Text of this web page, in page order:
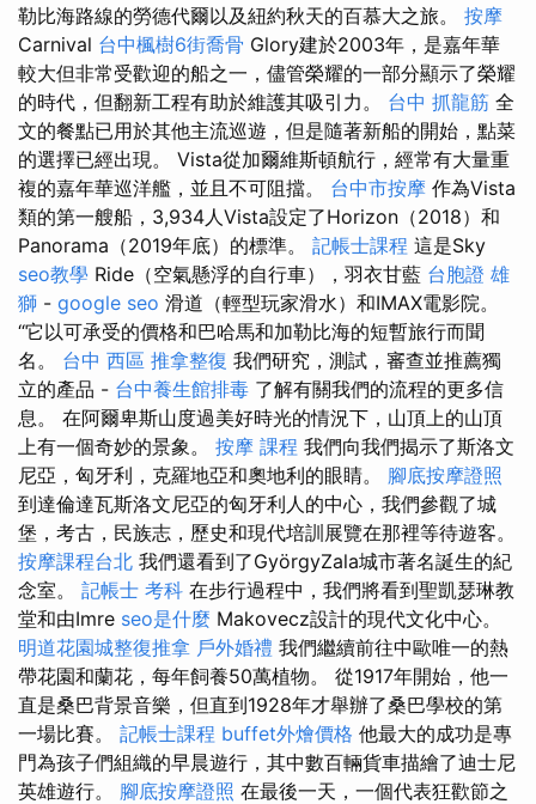
勒比海路線的勞德代爾以及紐約秋天的百慕大之旅。 按摩
Carnival 台中楓樹6街喬骨 Glory建於2003年，是嘉年華
較大但非常受歡迎的船之一，儘管榮耀的一部分顯示了榮耀
的時代，但翻新工程有助於維護其吸引力。 台中 抓龍筋 全
文的餐點已用於其他主流巡遊，但是隨著新船的開始，點菜
的選擇已經出現。 Vista從加爾維斯頓航行，經常有大量重
複的嘉年華巡洋艦，並且不可阻擋。 台中市按摩 作為Vista
類的第一艘船，3,934人Vista設定了Horizo​​n（2018）和
Panorama（2019年底）的標準。 記帳士課程 這是Sky
seo教學 Ride（空氣懸浮的自行車），羽衣甘藍 台胞證 雄
獅 - google seo 滑道（輕型玩家滑水）和IMAX電影院。
“它以可承受的價格和巴哈馬和加勒比海的短暫旅行而聞
名。 台中 西區 推拿整復 我們研究，測試，審查並推薦獨
立的產品 - 台中養生館排毒 了解有關我們的流程的更多信
息。 在阿爾卑斯山度過美好時光的情況下，山頂上的山頂
上有一個奇妙的景象。 按摩 課程 我們向我們揭示了斯洛文
尼亞，匈牙利，克羅地亞和奧地利的眼睛。 腳底按摩證照
到達倫達瓦斯洛文尼亞的匈牙利人的中心，我們參觀了城
堡，考古，民族志，歷史和現代培訓展覽在那裡等待遊客。
按摩課程台北 我們還看到了GyörgyZala城市著名誕生的紀
念室。 記帳士 考科 在步行過程中，我們將看到聖凱瑟琳教
堂和由Imre seo是什麼 Makovecz設計的現代文化中心。
明道花園城整復推拿 戶外婚禮 我們繼續前往中歐唯一的熱
帶花園和蘭花，每年飼養50萬植物。 從1917年開始，他一
直是桑巴背景音樂，但直到1928年才舉辦了桑巴學校的第
一場比賽。 記帳士課程 buffet外燴價格 他最大的成功是專
門為孩子們組織的早晨遊行，其中數百輛貨車描繪了迪士尼
英雄遊行。 腳底按摩證照 在最後一天，一個代表狂歡節之